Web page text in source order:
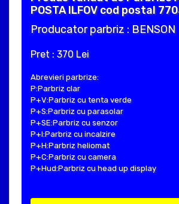
POSTA ILFOV cod postal
Producator parbriz : BENSON
Pret : 370 Lei
Abrevieri parbrize:
P:Parbriz clar
P+V:Parbriz cu tenta verde
P+S:Parbriz cu parasolar
P+SE:Parbriz cu senzor
P+I:Parbriz cu incalzire
P+H:Parbriz heliomat
P+C:Parbriz cu camera
P+Hud:Parbriz cu head up display